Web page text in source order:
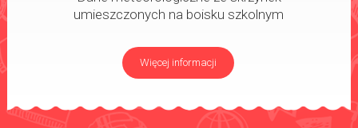
umieszczonych na boisku szkolnym
Więcej informacji